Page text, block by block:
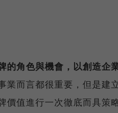
的角色與機會，以創造企
業而言都很重要，但是建
價值進行一次徹底而具策